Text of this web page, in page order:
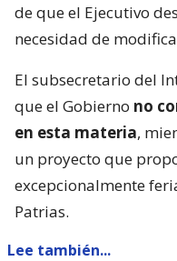
de que el Ejecutivo
necesidad de
El subsecretario del
que el Gobierno no
en esta materia,
un proyecto que
excepcionalmente
Patrias.
Lee también...